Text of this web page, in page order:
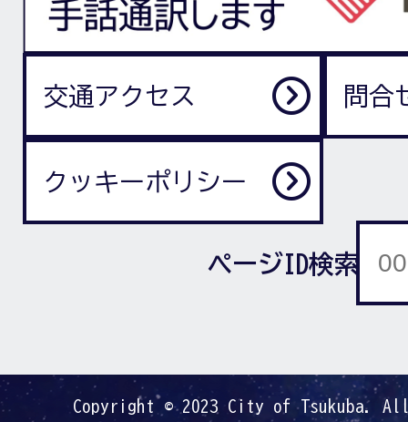
交通アクセス 問合
クッキーポリシー
ページID検索
Copyright © 2023 City of Tsukuba.